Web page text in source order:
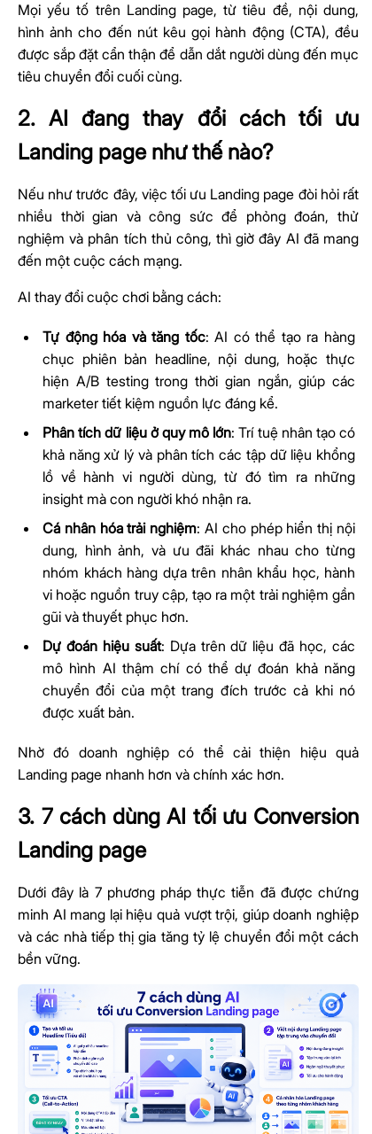
Mọi yếu tố trên Landing page, từ tiêu đề, nội dung,
hình ảnh cho đến nút kêu gọi hành động (CTA), đều
được sắp đặt cẩn thận để dẫn dắt người dùng đến mục
tiêu chuyển đổi cuối cùng.
2. AI đang thay đổi cách tối ưu
Landing page như thế nào?
Nếu như trước đây, việc tối ưu Landing page đòi hỏi rất
nhiều thời gian và công sức để phỏng đoán, thử
nghiệm và phân tích thủ công, thì giờ đây AI đã mang
đến một cuộc cách mạng.
AI thay đổi cuộc chơi bằng cách:
Tự động hóa và tăng tốc: AI có thể tạo ra hàng
chục phiên bản headline, nội dung, hoặc thực
hiện A/B testing trong thời gian ngắn, giúp các
marketer tiết kiệm nguồn lực đáng kể.
Phân tích dữ liệu ở quy mô lớn: Trí tuệ nhân tạo có
khả năng xử lý và phân tích các tập dữ liệu khổng
lồ về hành vi người dùng, từ đó tìm ra những
insight mà con người khó nhận ra.
Cá nhân hóa trải nghiệm: AI cho phép hiển thị nội
dung, hình ảnh, và ưu đãi khác nhau cho từng
nhóm khách hàng dựa trên nhân khẩu học, hành
vi hoặc nguồn truy cập, tạo ra một trải nghiệm gần
gũi và thuyết phục hơn.
Dự đoán hiệu suất: Dựa trên dữ liệu đã học, các
mô hình AI thậm chí có thể dự đoán khả năng
chuyển đổi của một trang đích trước cả khi nó
được xuất bản.
Nhờ đó doanh nghiệp có thể cải thiện hiệu quả
Landing page nhanh hơn và chính xác hơn.
3. 7 cách dùng AI tối ưu Conversion
Landing page
Dưới đây là 7 phương pháp thực tiễn đã được chứng
minh AI mang lại hiệu quả vượt trội, giúp doanh nghiệp
và các nhà tiếp thị gia tăng tỷ lệ chuyển đổi một cách
bền vững.